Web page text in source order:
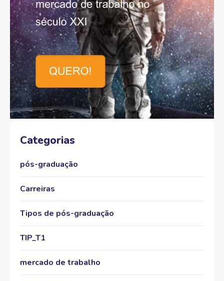
Categorias
pós-graduação
Carreiras
Tipos de pós-graduação
TIP_T1
mercado de trabalho